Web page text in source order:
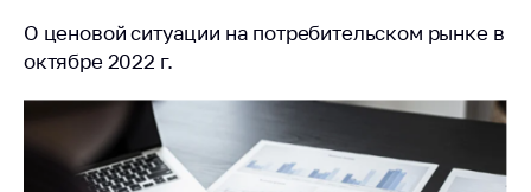
Обучение по
вопросам
антимонопольного
регулирования и
конкурентной
политики
О ценовой ситуации на потребительском рынке в
октябре 2022 г.